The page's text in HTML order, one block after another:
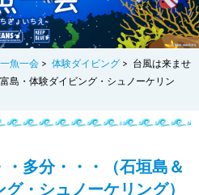
魚一会 > 体験ダイビング > 台風は来ませ
島・体験ダイビング・シュノーケリン
多分・・・（石垣島＆
・シュノーケリング）